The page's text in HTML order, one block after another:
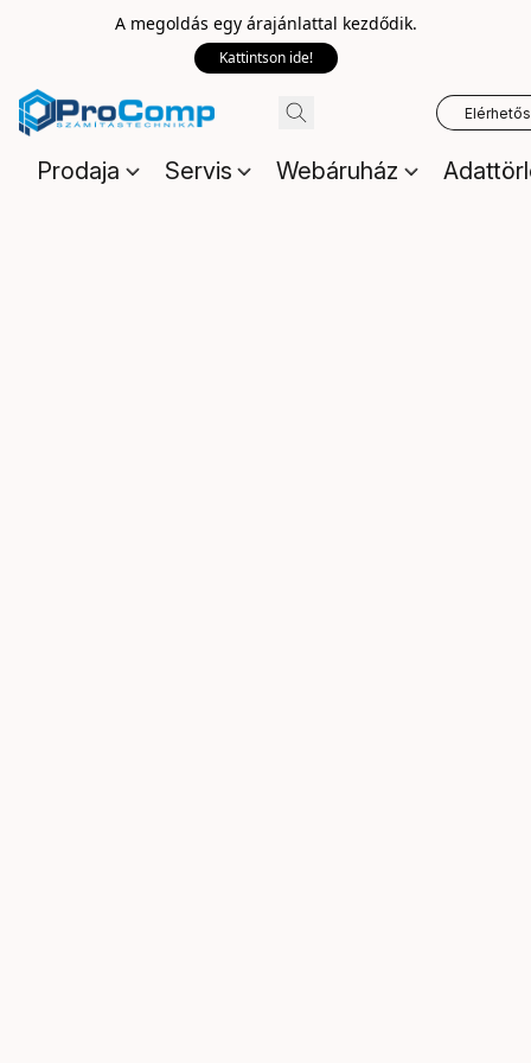
A megoldás egy árajánlattal kezdődik.
Kattintson ide!
Prodaja Servis Webáruház